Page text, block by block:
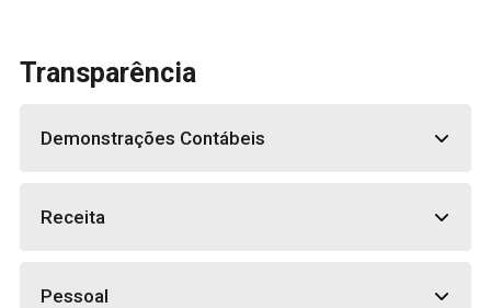
Transparência
Demonstrações Contábeis
Receita
Pessoal